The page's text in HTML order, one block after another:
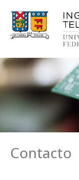
Contacto